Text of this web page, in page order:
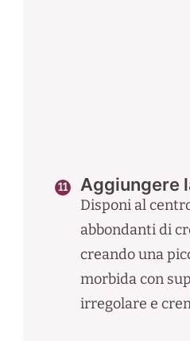
Aggiungere
Disponi al
abbondanti di
creando una
morbida con
irregolare e